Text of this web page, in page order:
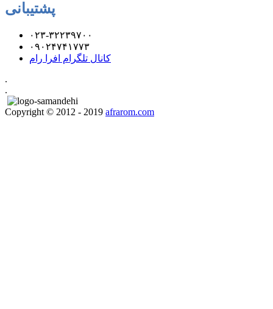
پشتیبانی
۰۲۳-۳۲۲۳۹۷۰۰
۰۹۰۲۴۷۴۱۷۷۳
کانال تلگرام افرا رام
.
.
Copyright © 2012 - 2019 afrarom.com